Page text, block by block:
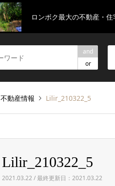
ロンボク最大の不動産・住
and
or
不動産情報 Lilir_210322_5
Lilir_210322_5
2021.03.22 / 最終更新日：2021.03.22